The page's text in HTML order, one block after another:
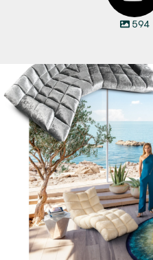
594
Für jeden Lieblingsplatz die
57